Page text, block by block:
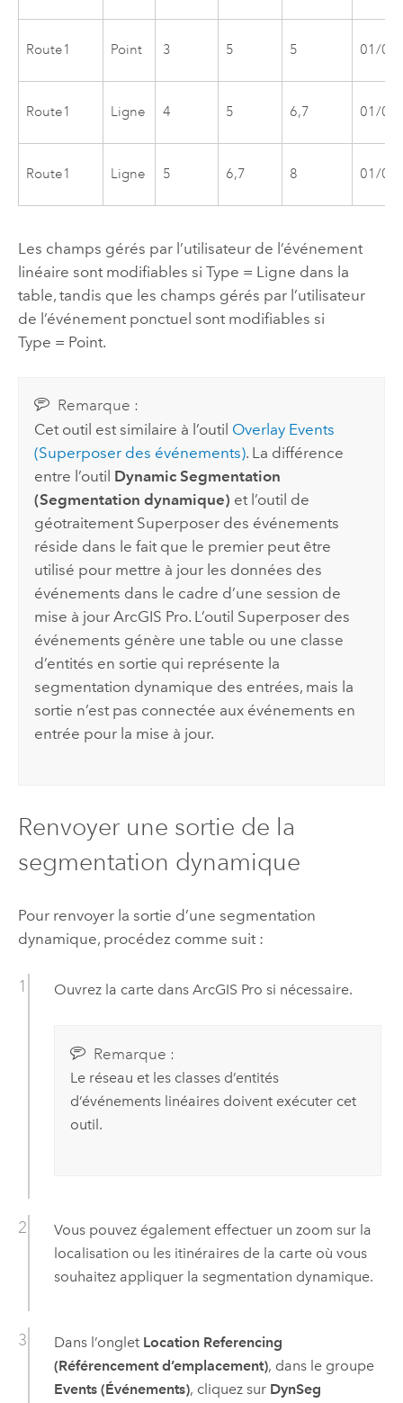
Route1 Point 3 5 5 01/
Route1 Ligne 4 5 6,7 01/
Route1 Ligne 5 6,7 8 01/
Les champs gérés par l’utilisateur de l’événement
linéaire sont modifiables si Type = Ligne dans la
table, tandis que les champs gérés par l’utilisateur
de l’événement ponctuel sont modifiables si
Type = Point.
Remarque :
Cet outil est similaire à l’outil Overlay Events
(Superposer des événements). La différence
entre l’outil Dynamic Segmentation
(Segmentation dynamique) et l’outil de
géotraitement Superposer des événements
réside dans le fait que le premier peut être
utilisé pour mettre à jour les données des
événements dans le cadre d’une session de
mise à jourArcGIS Pro. L’outil Superposer des
événements génère une table ou une classe
d’entités en sortie qui représente la
segmentation dynamique des entrées, mais la
sortie n’est pas connectée aux événements en
entrée pour la mise à jour.
Renvoyer une sortie de la
segmentation dynamique
Pour renvoyer la sortie d’une segmentation
dynamique, procédez comme suit :
Ouvrez la carte dans ArcGIS Pro si nécessaire.
Remarque :
Le réseau et les classes d’entités
d’événements linéaires doivent exécuter cet
outil.
Vous pouvez également effectuer un zoom sur la
localisation ou les itinéraires de la carte où vous
souhaitez appliquer la segmentation dynamique.
Dans l’onglet Location Referencing
(Référencement d’emplacement), dans le groupe
Events (Événements), cliquez sur DynSeg